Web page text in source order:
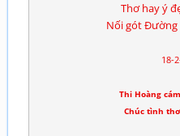
Thơ hay ý
Nối gót Đường
18-
Thi Hoàng
Chúc tình